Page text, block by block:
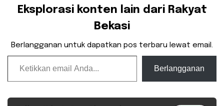
Eksplorasi konten lain dari Rakyat
Bekasi
Berlangganan untuk dapatkan pos terbaru lewat email.
Ketikkan email Anda...
Berlangganan